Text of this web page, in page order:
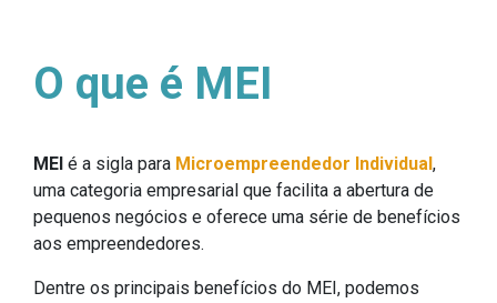
O que é MEI
MEI é a sigla para Microempreendedor Individual,
uma categoria empresarial que facilita a abertura de
pequenos negócios e oferece uma série de benefícios
aos empreendedores.
Dentre os principais benefícios do MEI, podemos